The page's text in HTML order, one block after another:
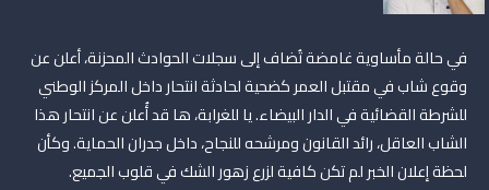
في حالة مأساوية غامضة تُضاف إلى سجلات الحوادث المحزنة، أعلن عن
وقوع شاب في مقتبل العمر كضحية لحادثة انتحار داخل المركز الوطني
للشرطة القضائية في الدار البيضاء. يا للغرابة، ها قد أُعلن عن انتحار هذا
الشاب العاقل، رائد القانون ومرشحه للنجاح، داخل جدران الحماية. وكأن
لحظة إعلان الخبر لم تكن كافية لزرع زهور الشك في قلوب الجميع.